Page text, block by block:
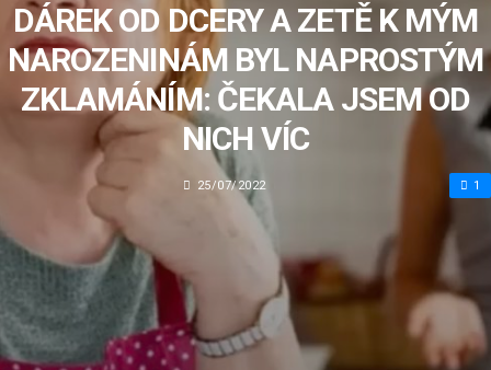
DÁREK OD DCERY A ZETĚ K MÝM
NAROZENINÁM BYL NAPROSTÝM
ZKLAMÁNÍM: ČEKALA JSEM OD
NICH VÍC
25/07/2022 1